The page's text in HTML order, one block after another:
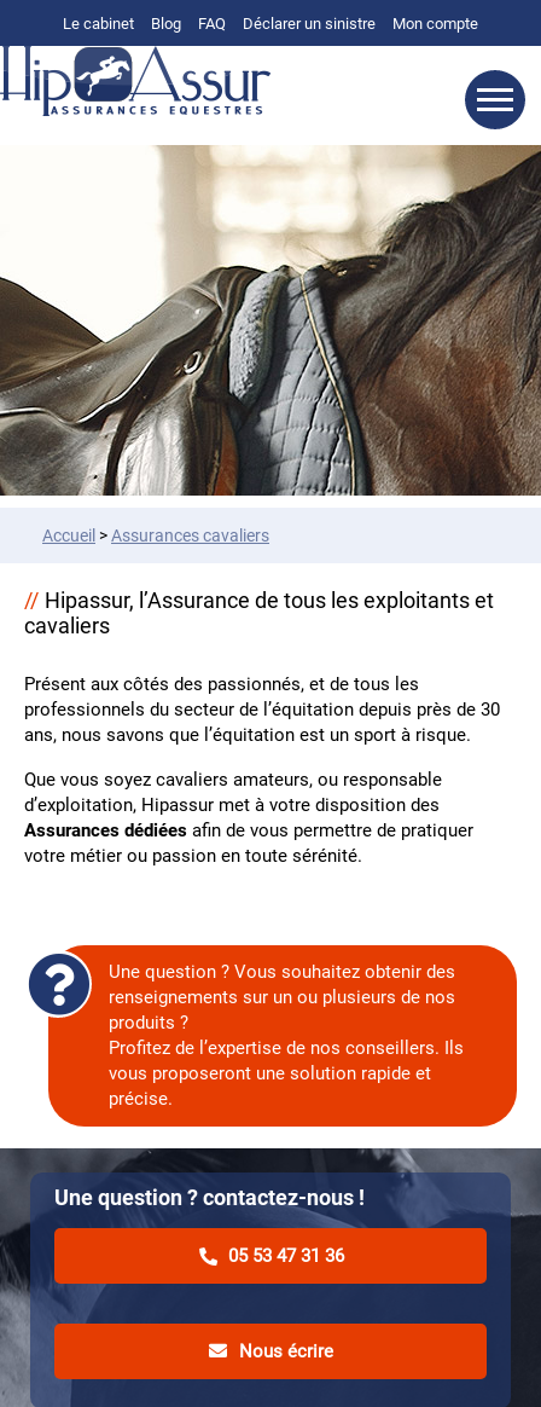
Le cabinet Blog FAQ Déclarer un sinistre Mon compte
Accueil >Assurancescavaliers
Hipassur, l’Assurance de tous les exploitants et
cavaliers
Présent aux côtés des passionnés, et de tous les
professionnels du secteur de l’équitation depuis près de 30
ans, nous savons que l’équitation est un sport à risque.
Que vous soyez cavaliers amateurs, ou responsable
d’exploitation, Hipassur met à votre disposition des
Assurances dédiées afin de vous permettre de pratiquer
votre métier ou passion en toute sérénité.
Une question ? Vous souhaitez obtenir des
renseignements sur un ou plusieurs de nos
produits ?
Profitez de l’expertise de nos conseillers. Ils
vous proposeront une solution rapide et
précise.
Une question ? contactez-nous !
05 53 47 31 36
Nous écrire